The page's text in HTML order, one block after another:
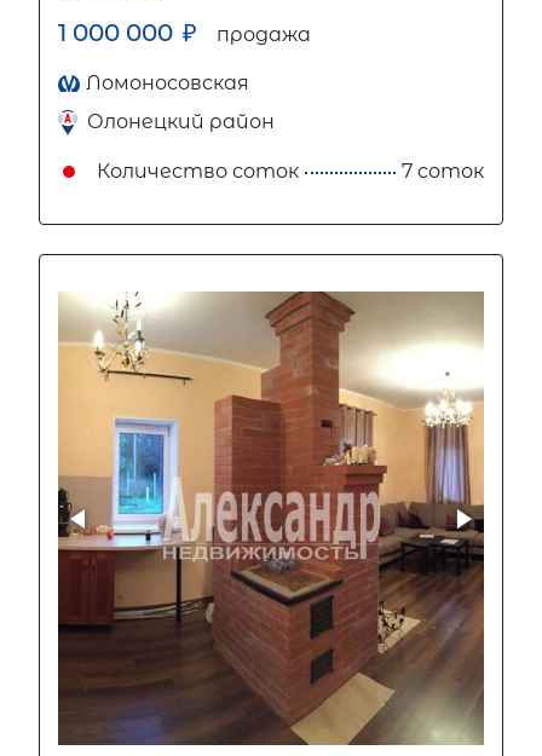
1 000 000 ₽ продажа
Ломоносовская
Олонецкий район
Количество соток 7 соток